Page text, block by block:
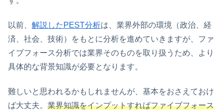
以前、 解説したPEST分析は、業界外部の環境（政治、経
済、社会、技術）をもとに分析を進めていきますが、ファ
イブフォース分析では業界そのものを取り扱うため、より
具体的な背景知識が必要となります。
難しいと思われるかもしれませんが、基本をおさえておけ
ば大丈夫。 業界知識をインプットすればファイブフォース